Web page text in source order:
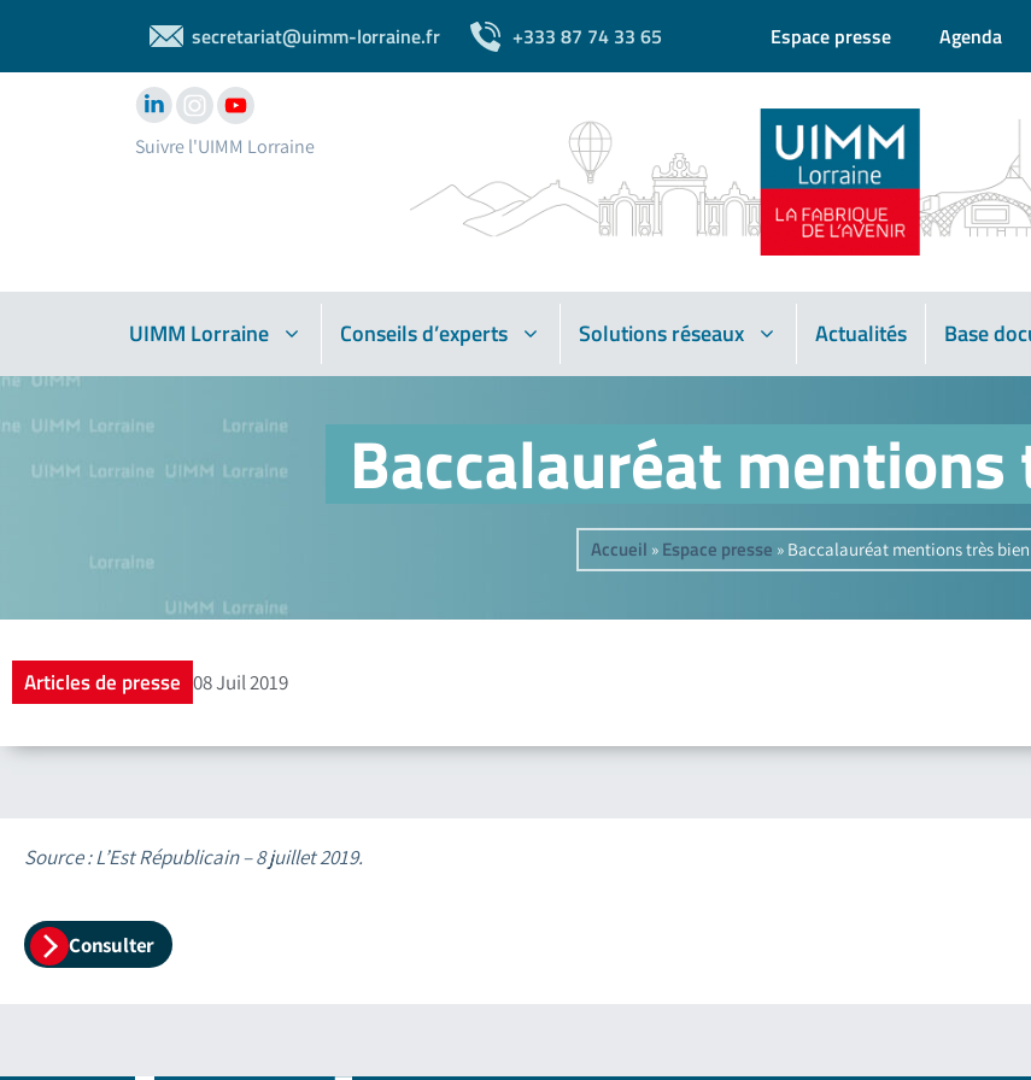
secretariat@uimm-lorraine.fr +333 87 74 33 65 Espace presse Agenda
Suivre l'UIMM Lorraine
UIMM Lorraine Conseils d’experts Solutions réseaux Actualités Base
Baccalauréat mentions
Accueil » Espace presse » Baccalauréat mentions très bien
Articles de presse 08 Juil 2019
Source : L’Est Républicain – 8 juillet 2019.
Consulter